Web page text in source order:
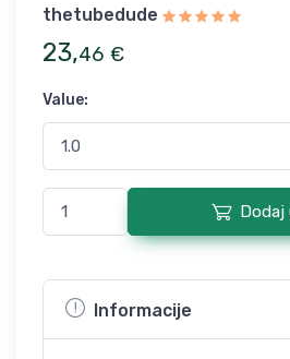
thetubedude
23,46 €
Value:
Dodaj
Informacije